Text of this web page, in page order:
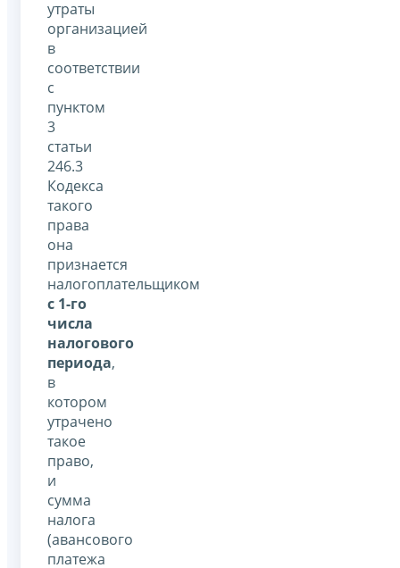
утраты
организацией
в
соответствии
с
пунктом
3
статьи
246.3
Кодекса
такого
права
она
признается
налогоплательщиком
с 1-го
числа
налогового
периода,
в
котором
утрачено
такое
право,
и
сумма
налога
(авансового
платежа